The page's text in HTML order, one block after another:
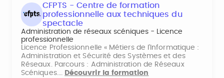
CFPTS - Centre de formation
professionnelle aux techniques du
spectacle
Administration de réseaux scéniques - Licence
professionnelle
Licence Professionnelle « Métiers de l’Informatique :
Administration et Sécurité des Systèmes et des
Réseaux. Parcours : Administration de Réseaux
Scéniques.… Découvrir la formation